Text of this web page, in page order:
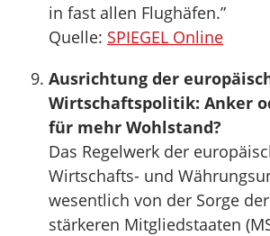
in fast allen Flughäfen.”
Quelle: SPIEGEL Online
Ausrichtung der
Wirtschaftspolitik: Anker
für mehr Wohlstand?
Das Regelwerk der
Wirtschafts- und
wesentlich von der Sorge
stärkeren Mitgliedstaaten